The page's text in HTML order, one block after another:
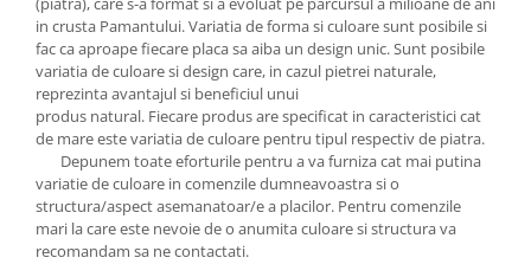
in crusta Pamantului. Variatia de forma si culoare sunt posibile si
fac ca aproape fiecare placa sa aiba un design unic. Sunt posibile
variatia de culoare si design care, in cazul pietrei naturale,
reprezinta avantajul si beneficiul unui
produs natural. Fiecare produs are specificat in caracteristici cat
de mare este variatia de culoare pentru tipul respectiv de piatra.
Depunem toate eforturile pentru a va furniza cat mai putina
variatie de culoare in comenzile dumneavoastra si o
structura/aspect asemanatoar/e a placilor. Pentru comenzile
mari la care este nevoie de o anumita culoare si structura va
recomandam sa ne contactati.